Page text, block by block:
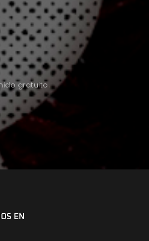
gratuito.
EN